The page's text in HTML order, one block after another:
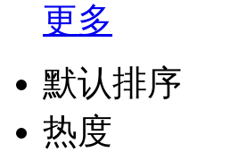
更多
默认排序
热度